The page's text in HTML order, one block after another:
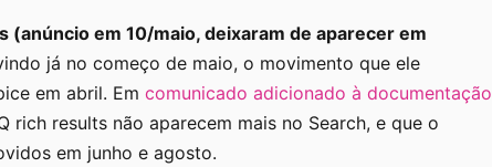
em 10/maio, deixaram de aparecer em
já no começo de maio, o movimento que ele
em abril. Em comunicado adicionado à documentação
rich results não aparecem mais no Search, e que o
em junho e agosto.